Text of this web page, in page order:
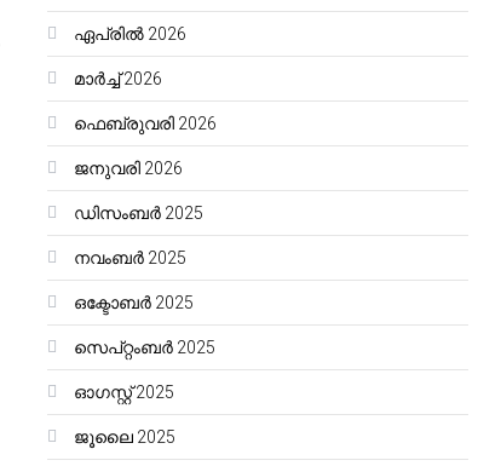
ഏപ്രിൽ 2026
മാർച്ച്‌ 2026
ഫെബ്രുവരി 2026
ജനുവരി 2026
ഡിസംബർ 2025
നവംബർ 2025
ഒക്ടോബർ 2025
സെപ്റ്റംബർ 2025
ഓഗസ്റ്റ്‌ 2025
ജൂലൈ 2025